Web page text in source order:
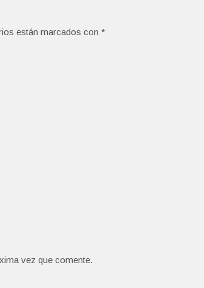
están marcados con *
vez que comente.